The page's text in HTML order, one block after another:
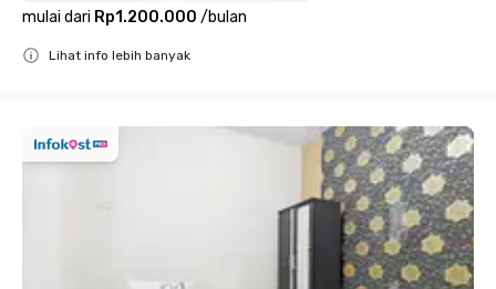
mulai dari Rp1.200.000 /bulan
Lihat info lebih banyak